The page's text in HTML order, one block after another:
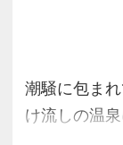
潮騒に包ま
け流しの温泉